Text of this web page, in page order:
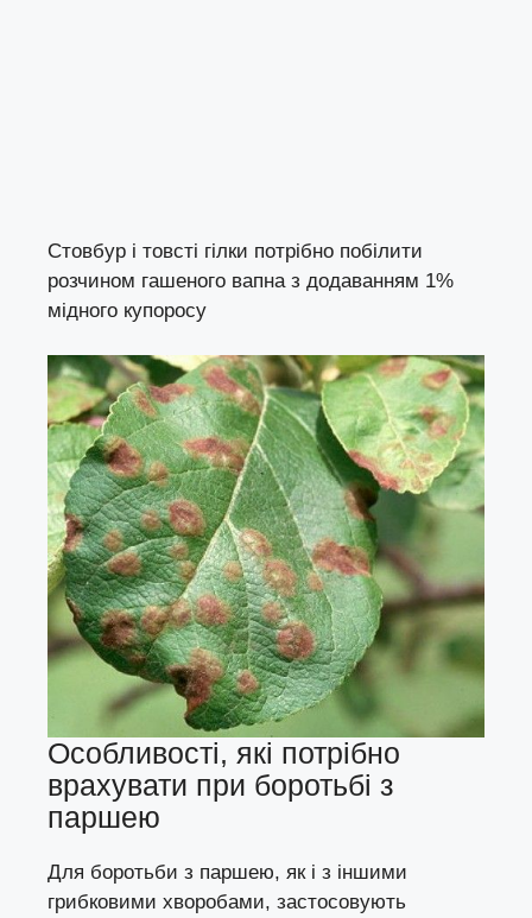
Стовбур і товсті гілки потрібно побілити
розчином гашеного вапна з додаванням 1%
мідного купоросу
Особливості, які потрібно
врахувати при боротьбі з
паршею
Для боротьби з паршею, як і з іншими
грибковими хворобами, застосовують